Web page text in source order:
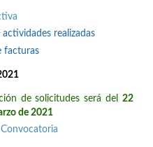
realizadas
facturas
de solicitudes será del 22
de 2021